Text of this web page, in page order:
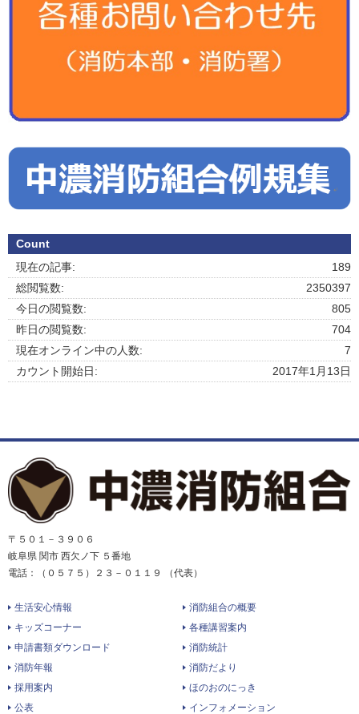
Count
189
現在の記事:
2350397
総閲覧数:
805
今日の閲覧数:
704
昨日の閲覧数:
7
現在オンライン中の人数:
2017年1月13日
カウント開始日:
〒５０１－３９０６
岐阜県 関市 西欠ノ下 ５番地
電話：（０５７５）２３－０１１９ （代表）
生活安心情報
消防組合の概要
キッズコーナー
各種講習案内
申請書類ダウンロード
消防統計
消防年報
消防だより
採用案内
ほのおのにっき
公表
インフォメーション